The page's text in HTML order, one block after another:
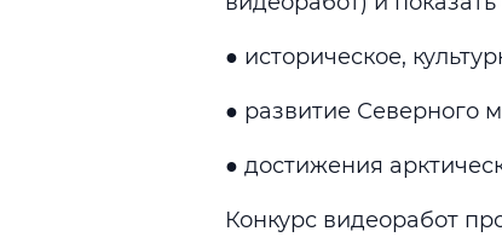
● историческое,
● развитие Северного
● достижения
Конкурс видеоработ